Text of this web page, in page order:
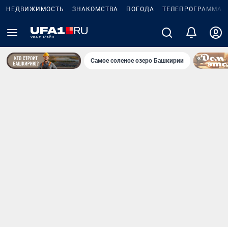
НЕДВИЖИМОСТЬ ЗНАКОМСТВА ПОГОДА ТЕЛЕПРОГРАММА
Самое соленое озеро Башкирии